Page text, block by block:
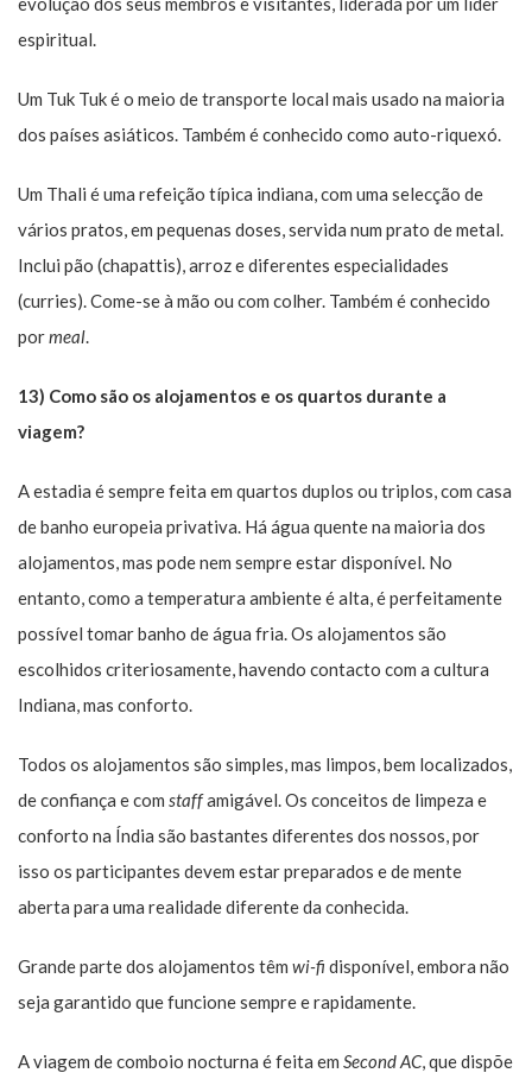
espiritual.
Um Tuk Tuk é o meio de transporte local mais usado na maioria
dos países asiáticos. Também é conhecido como auto-riquexó.
Um Thali é uma refeição típica indiana, com uma selecção de
vários pratos, em pequenas doses, servida num prato de metal.
Inclui pão (chapattis), arroz e diferentes especialidades
(curries). Come-se à mão ou com colher. Também é conhecido
pormeal.
13) Como são os alojamentos e os quartos durante a
viagem?
A estadia é sempre feita em quartos duplos ou triplos, com casa
de banho europeia privativa. Há água quente na maioria dos
alojamentos, mas pode nem sempre estar disponível. No
entanto, como a temperatura ambiente é alta, é perfeitamente
possível tomar banho de água fria. Os alojamentos são
escolhidos criteriosamente, havendo contacto com a cultura
Indiana, mas conforto.
Todos os alojamentos são simples, mas limpos, bem localizados,
de confiança e com staffamigável. Os conceitos de limpeza e
conforto na Índia são bastantes diferentes dos nossos, por
isso os participantes devem estar preparados e de mente
aberta para uma realidade diferente da conhecida.
Grande parte dos alojamentos têm wi-fi disponível, embora não
seja garantido que funcione sempre e rapidamente.
A viagem de comboio nocturna é feita em Second AC, que dispõe